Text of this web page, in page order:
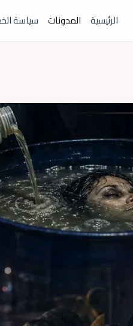
الرئيسية المدونات سياسة